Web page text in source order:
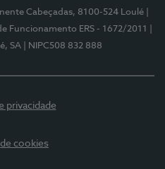
Cabeçadas, 8100-524 Loulé
Funcionamento ERS - 1672/2011
SA
| NIPC508 832 888
privacidade
cookies